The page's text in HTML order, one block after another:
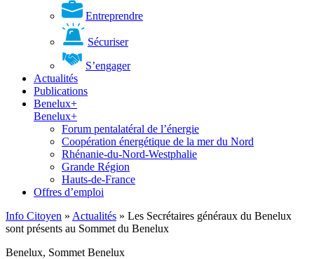
Entreprendre
Sécuriser
S’engager
Actualités
Publications
Benelux+
Benelux+
Forum pentalatéral de l’énergie
Coopération énergétique de la mer du Nord
Rhénanie-du-Nord-Westphalie
Grande Région
Hauts-de-France
Offres d’emploi
Info Citoyen » Actualités » Les Secrétaires généraux du Benelux
sont présents au Sommet du Benelux
Benelux, Sommet Benelux